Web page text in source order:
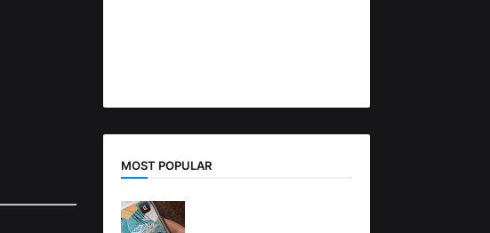
MOST POPULAR